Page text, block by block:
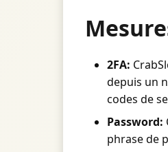
2FA:
depuis un
codes de
Password:
phrase de